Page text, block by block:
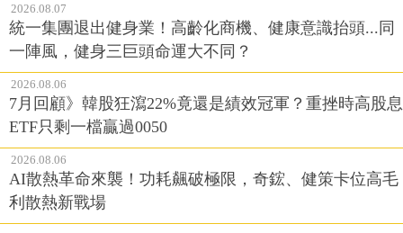
2026.08.07
統一集團退出健身業！高齡化商機、健康意識抬頭...同
一陣風，健身三巨頭命運大不同？
2026.08.06
7月回顧》韓股狂瀉22%竟還是績效冠軍？重挫時高股息
ETF只剩一檔贏過0050
2026.08.06
AI散熱革命來襲！功耗飆破極限，奇鋐、健策卡位高毛
利散熱新戰場